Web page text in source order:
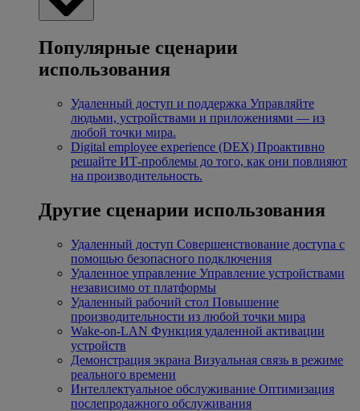
Популярные сценарии
использования
Удаленный доступ и поддержка Управляйте
людьми, устройствами и приложениями — из
любой точки мира.
Digital employee experience (DEX) Проактивно
решайте ИТ-проблемы до того, как они повлияют
на производительность.
Другие сценарии использования
Удаленный доступ Совершенствование доступа с
помощью безопасного подключения
Удаленное управление Управление устройствами
независимо от платформы
Удаленный рабочий стол Повышение
производительности из любой точки мира
Wake-on-LAN Функция удаленной активации
устройств
Демонстрация экрана Визуальная связь в режиме
реального времени
Интеллектуальное обслуживание Оптимизация
послепродажного обслуживания